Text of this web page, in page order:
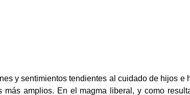
y sentimientos tendientes al cuidado de hijos
amplios. En el magma liberal, y como